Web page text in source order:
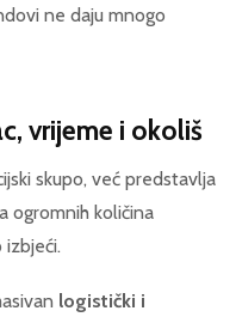
ne daju mnogo
vrijeme i okoliš
skupo, već predstavlja
ogromnih količina
logistički i